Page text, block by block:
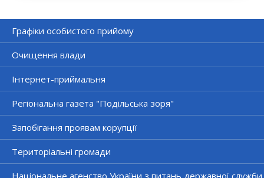
Графіки особистого прийому
Очищення влади
Інтернет-приймальня
Регіональна газета "Подільська зоря"
Запобігання проявам корупції
Територіальні громади
Національне агенство України з питань державної служби